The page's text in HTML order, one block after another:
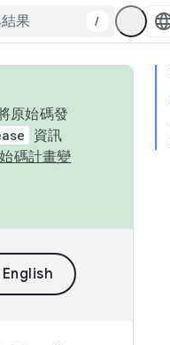
/
原始碼發
資訊
碼計畫變